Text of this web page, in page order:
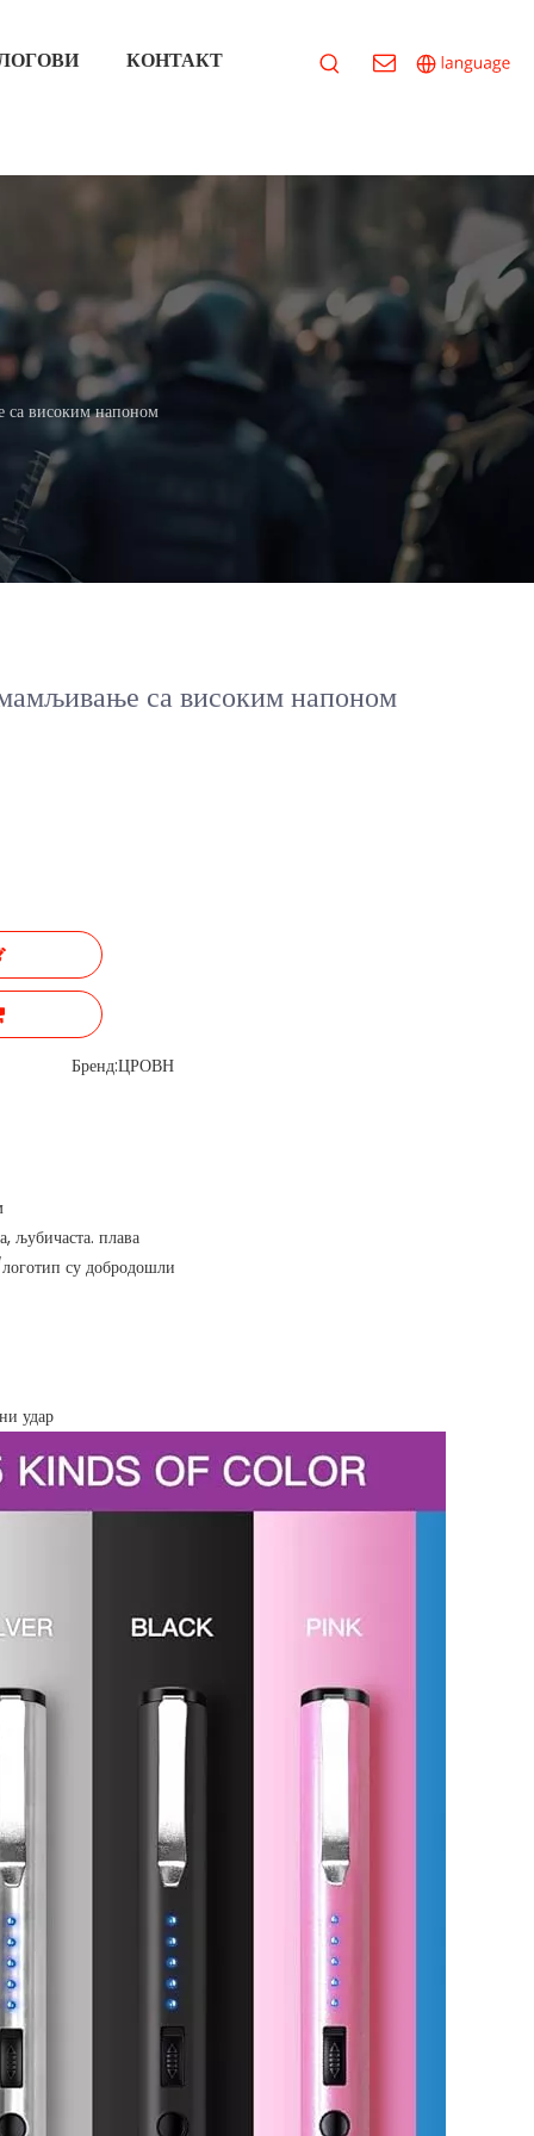
КОНТАКТ
високим напоном
са високим напоном
Бренд:ЦРОВН
љубичаста. плава
су добродошли
удар